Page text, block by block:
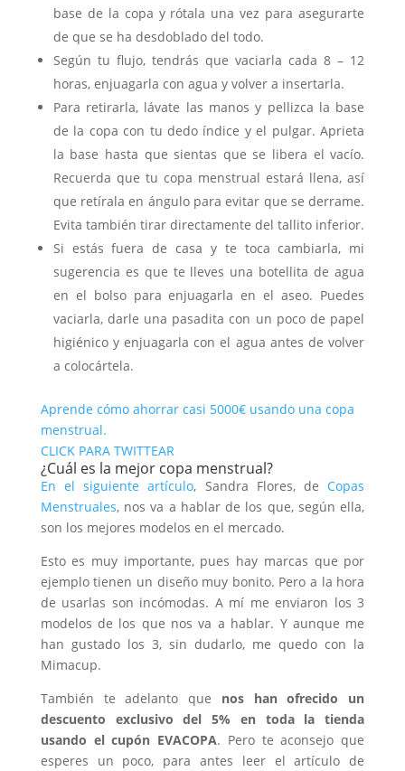
base de la copa y rótala una vez para asegurarte
de que se ha desdoblado del todo.
Según tu flujo, tendrás que vaciarla cada 8 – 12
horas, enjuagarla con agua y volver a insertarla.
Para retirarla, lávate las manos y pellizca la base
de la copa con tu dedo índice y el pulgar. Aprieta
la base hasta que sientas que se libera el vacío.
Recuerda que tu copa menstrual estará llena, así
que retírala en ángulo para evitar que se derrame.
Evita también tirar directamente del tallito inferior.
Si estás fuera de casa y te toca cambiarla, mi
sugerencia es que te lleves una botellita de agua
en el bolso para enjuagarla en el aseo. Puedes
vaciarla, darle una pasadita con un poco de papel
higiénico y enjuagarla con el agua antes de volver
a colocártela.
Aprende cómo ahorrar casi 5000€ usando una copa
menstrual.
CLICK PARA TWITTEAR
¿Cuál es la mejor copa menstrual?
En el siguiente artículo, Sandra Flores, de Copas
Menstruales, nos va a hablar de los que, según ella,
son los mejores modelos en el mercado.
Esto es muy importante, pues hay marcas que por
ejemplo tienen un diseño muy bonito. Pero a la hora
de usarlas son incómodas. A mí me enviaron los 3
modelos de los que nos va a hablar. Y aunque me
han gustado los 3, sin dudarlo, me quedo con la
Mimacup.
También te adelanto que nos han ofrecido un
descuento exclusivo del 5% en toda la tienda
usando el cupón EVACOPA. Pero te aconsejo que
esperes un poco, para antes leer el artículo de